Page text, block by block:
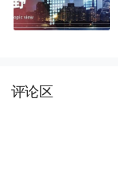
评论区